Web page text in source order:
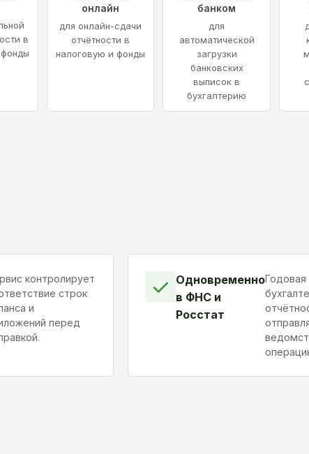
в
онлайн
для онлайн-сдачи
отчётности в
налоговую и фонды
банком
для
автоматической
загрузки
банковских
выписок в
бухгалтерию
контролирует
строк
и
перед
✓ Одновременно
в ФНС и
Росстат
Годовая